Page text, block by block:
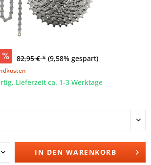
82,95 € * (9,58% gespart)
Lieferzeit ca. 1-3 Werktage
IN DEN WARENKORB